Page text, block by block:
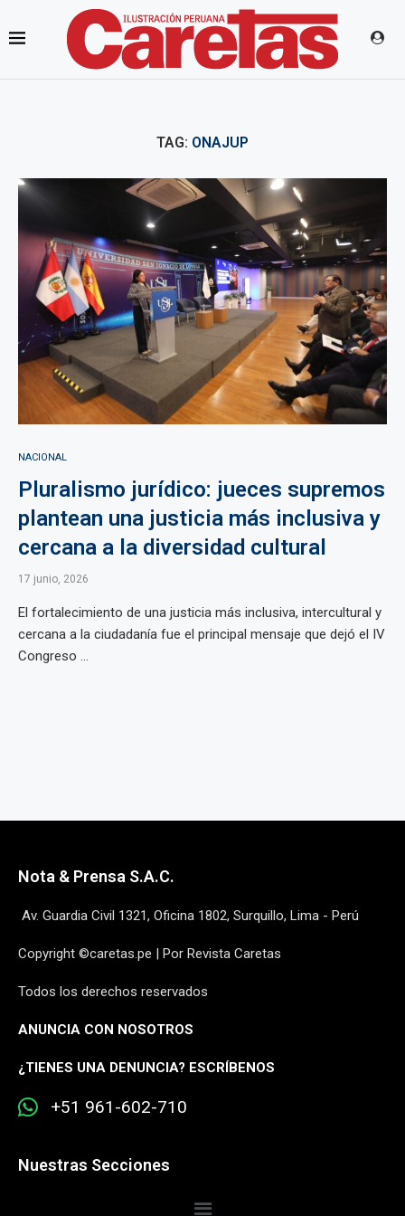
TAG: ONAJUP
NACIONAL
Pluralismo jurídico: jueces supremos
plantean una justicia más inclusiva y
cercana a la diversidad cultural
17 junio, 2026
El fortalecimiento de una justicia más inclusiva, intercultural y
cercana a la ciudadanía fue el principal mensaje que dejó el IV
Congreso ...
Nota & Prensa S.A.C.
Av. Guardia Civil 1321, Oficina 1802, Surquillo, Lima - Perú
Copyright ©caretas.pe | Por Revista Caretas
Todos los derechos reservados
ANUNCIA CON NOSOTROS
¿TIENES UNA DENUNCIA? ESCRÍBENOS
+51 961-602-710
Nuestras Secciones